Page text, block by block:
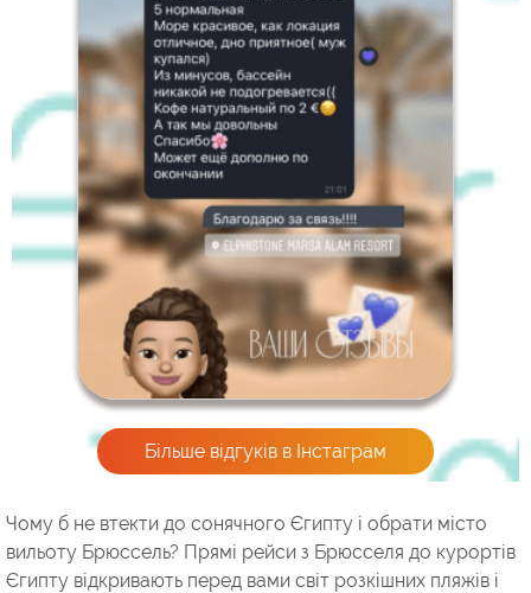
Більше відгуків в Інстаграм
Чому б не втекти до сонячного Єгипту і обрати місто
вильоту Брюссель? Прямі рейси з Брюсселя до курортів
Єгипту відкривають перед вами світ розкішних пляжів і